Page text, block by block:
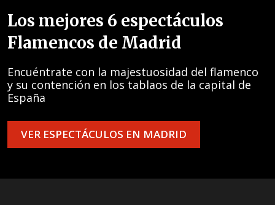
Los mejores 6 espectáculos
Flamencos de Madrid
Encuéntrate con la majestuosidad del flamenco
y su contención en los tablaos de la capital de
España
VER ESPECTÁCULOS EN MADRID